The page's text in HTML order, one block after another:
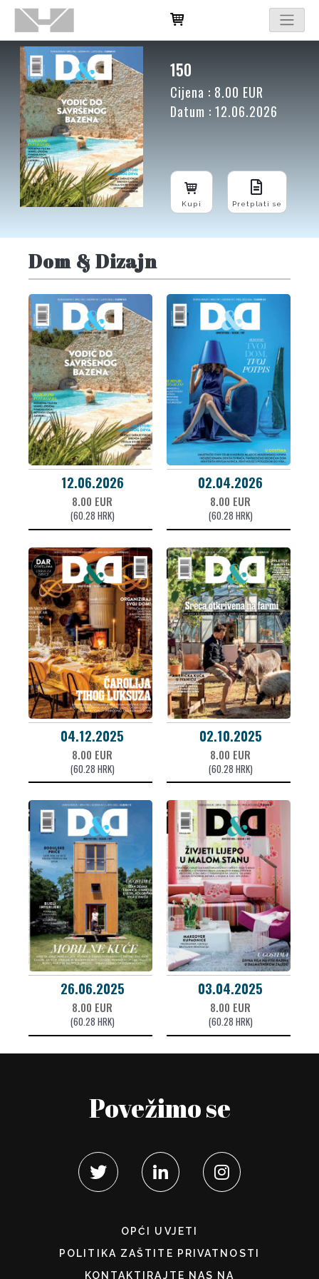
150
Cijena : 8.00 EUR
Datum : 12.06.2026
Kupi Pretplati se
Dom & Dizajn
12.06.2026
8.00 EUR
(60.28 HRK)
02.04.2026
8.00 EUR
(60.28 HRK)
04.12.2025
8.00 EUR
(60.28 HRK)
02.10.2025
8.00 EUR
(60.28 HRK)
26.06.2025
8.00 EUR
(60.28 HRK)
03.04.2025
8.00 EUR
(60.28 HRK)
Povežimo se
OPĆI UVJETI
POLITIKA ZAŠTITE PRIVATNOSTI
KONTAKTIRAJTE NAS NA